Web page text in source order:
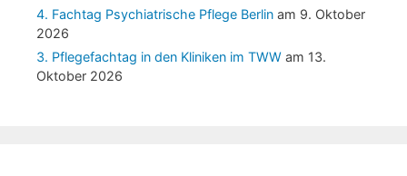
4. Fachtag Psychiatrische Pflege Berlin am 9. Oktober
2026
3. Pflegefachtag in den Kliniken im TWW am 13.
Oktober 2026